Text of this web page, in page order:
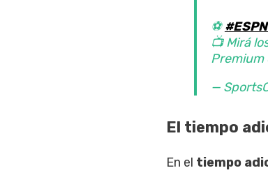
⚽
📺 Mirá
Premium
—
El tiempo
En el tiempo